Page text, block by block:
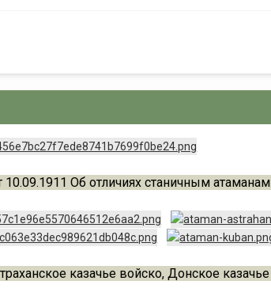
10.09.1911 Об отличиях станичным
казачье войско, Донское